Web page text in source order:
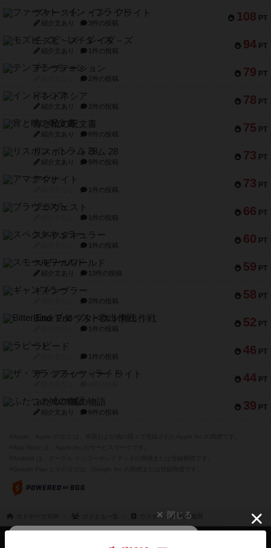
108 PT
ファースト・イン・フライト
紹介文あり 3件の投稿
94 PT
モズビ－ズ・レイダ－ズ
紹介文あり 1件の投稿
79 PT
テンプテーション
2件の投稿
78 PT
インドネシア
紹介文あり 2件の投稿
75 PT
宵と暁の呪文書
紹介文あり 8件の投稿
73 PT
リスボン・トラム 28
紹介文あり 9件の投稿
73 PT
アマナイト
1件の投稿
66 PT
ブラヴェスト
1件の投稿
60 PT
スペクタキュラー
1件の投稿
59 PT
スモールワールド
紹介文あり 13件の投稿
58 PT
ギャンブラー
2件の投稿
52 PT
Bitter End ブタペスト救出作戦
1件の投稿
46 PT
ラピード
1件の投稿
44 PT
ザ・フラッフィー・ライト
39 PT
ふたつの城の物語
紹介文あり 6件の投稿
ウスギ 投稿履歴
閉じる
ボードゲームのプレイ履歴を記録し